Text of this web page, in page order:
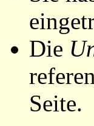
Die
Seite.